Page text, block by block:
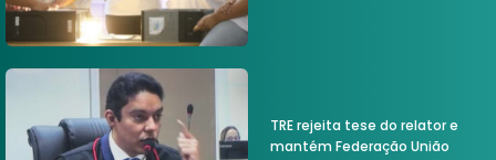
TRE rejeita tese do relator e
mantém Federação União